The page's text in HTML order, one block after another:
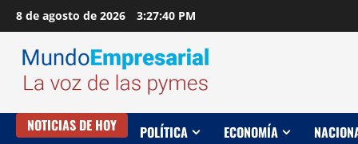
Saltar
al
contenido
8 de agosto de 2026 3:27:41 PM
NOTICIAS DE HOY POLÍTICA ECONOMÍA